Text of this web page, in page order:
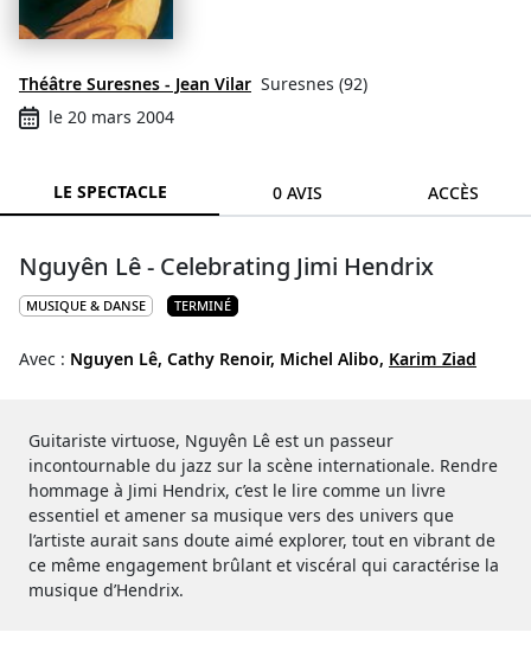
Théâtre Suresnes - Jean Vilar Suresnes (92)
le 20 mars 2004
LE SPECTACLE 0 AVIS ACCÈS
Nguyên Lê - Celebrating Jimi Hendrix
MUSIQUE & DANSE TERMINÉ
Avec : Nguyen Lê, Cathy Renoir, Michel Alibo, Karim Ziad
Guitariste virtuose, Nguyên Lê est un passeur
incontournable du jazz sur la scène internationale. Rendre
hommage à Jimi Hendrix, c’est le lire comme un livre
essentiel et amener sa musique vers des univers que
l’artiste aurait sans doute aimé explorer, tout en vibrant de
ce même engagement brûlant et viscéral qui caractérise la
musique d’Hendrix.